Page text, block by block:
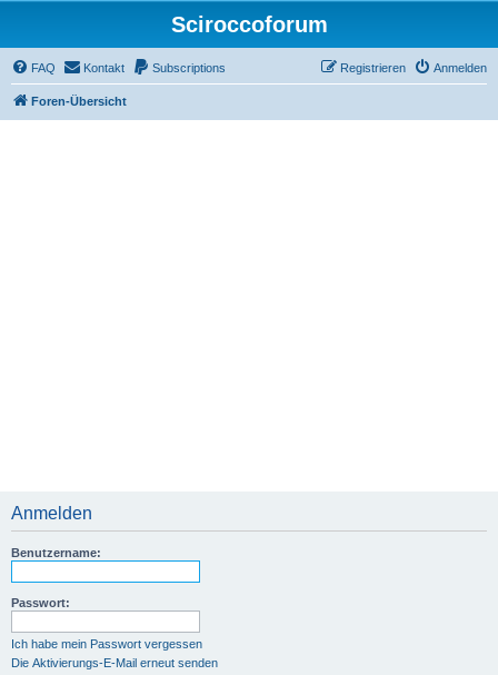
Sciroccoforum
FAQ Kontakt Subscriptions Anmelden
Registrieren
Foren-Übersicht
Anmelden
Benutzername:
Passwort:
Ich habe mein Passwort vergessen
Die Aktivierungs-E-Mail erneut senden